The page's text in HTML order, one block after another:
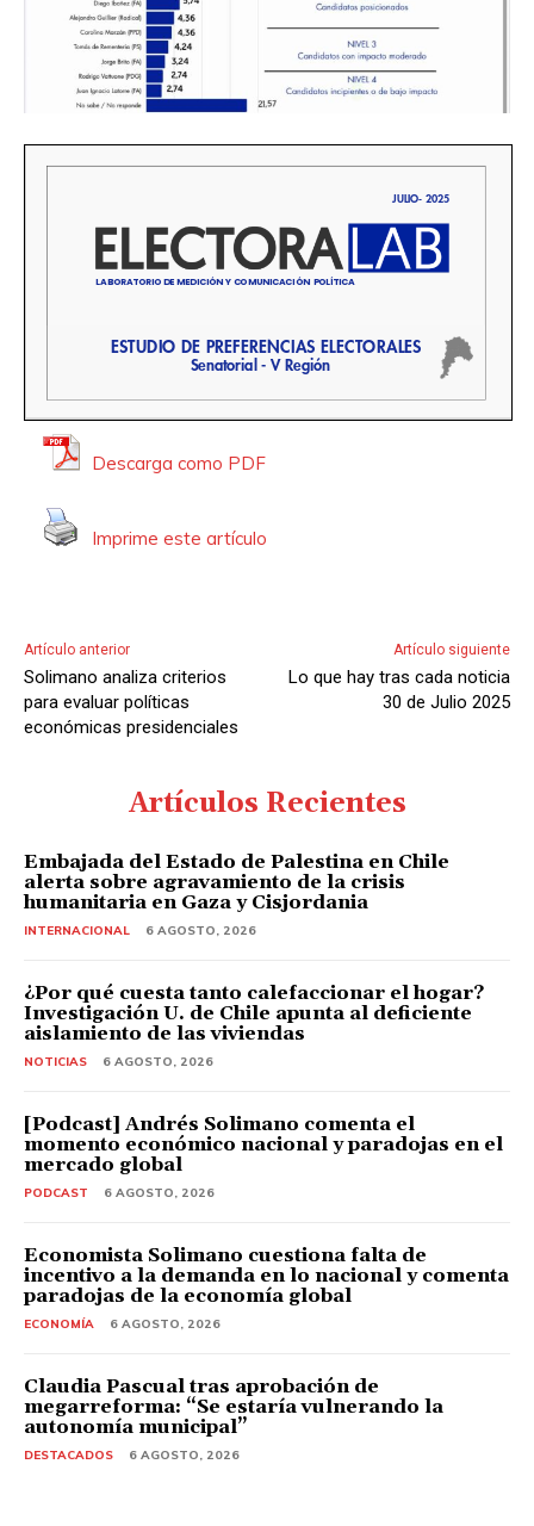
Descarga como PDF
Imprime este artículo
Artículo anterior
Solimano analiza criterios
para evaluar políticas
económicas presidenciales
Artículo siguiente
Lo que hay tras cada noticia
30 de Julio 2025
Artículos Recientes
Embajada del Estado de Palestina en Chile
alerta sobre agravamiento de la crisis
humanitaria en Gaza y Cisjordania
INTERNACIONAL 6 AGOSTO, 2026
¿Por qué cuesta tanto calefaccionar el hogar?
Investigación U. de Chile apunta al deficiente
aislamiento de las viviendas
NOTICIAS 6 AGOSTO, 2026
[Podcast] Andrés Solimano comenta el
momento económico nacional y paradojas en el
mercado global
PODCAST 6 AGOSTO, 2026
Economista Solimano cuestiona falta de
incentivo a la demanda en lo nacional y comenta
paradojas de la economía global
ECONOMÍA 6 AGOSTO, 2026
Claudia Pascual tras aprobación de
megarreforma: “Se estaría vulnerando la
autonomía municipal”
DESTACADOS 6 AGOSTO, 2026